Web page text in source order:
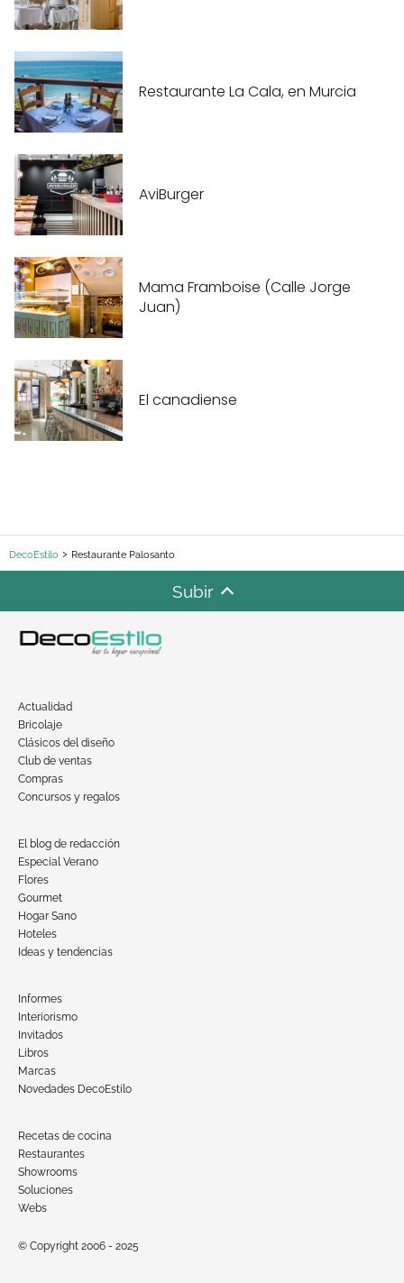
Restaurante La Cala, en Murcia
AviBurger
Mama Framboise (Calle Jorge
Juan)
El canadiense
DecoEstilo Restaurante Palosanto
Subir
Actualidad
Bricolaje
Clásicos del diseño
Club de ventas
Compras
Concursos y regalos
El blog de redacción
Especial Verano
Flores
Gourmet
Hogar Sano
Hoteles
Ideas y tendencias
Informes
Interiorismo
Invitados
Libros
Marcas
Novedades DecoEstilo
Recetas de cocina
Restaurantes
Showrooms
Soluciones
Webs
© Copyright 2006 - 2025